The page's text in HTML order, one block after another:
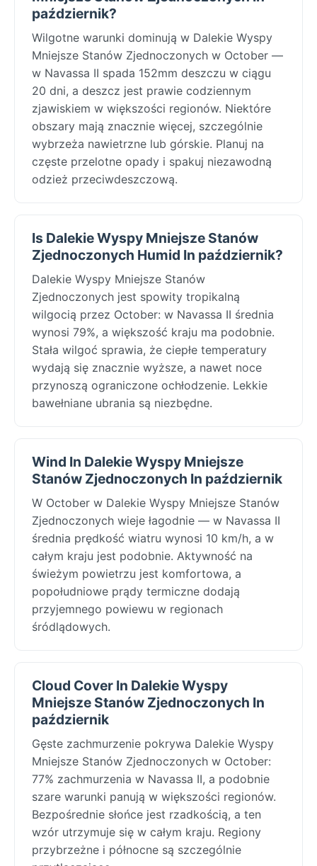
październik?
Wilgotne warunki dominują w Dalekie Wyspy
Mniejsze Stanów Zjednoczonych w October —
w Navassa II spada 152mm deszczu w ciągu
20 dni, a deszcz jest prawie codziennym
zjawiskiem w większości regionów. Niektóre
obszary mają znacznie więcej, szczególnie
wybrzeża nawietrzne lub górskie. Planuj na
częste przelotne opady i spakuj niezawodną
odzież przeciwdeszczową.
Is Dalekie Wyspy Mniejsze Stanów
Zjednoczonych Humid In październik?
Dalekie Wyspy Mniejsze Stanów
Zjednoczonych jest spowity tropikalną
wilgocią przez October: w Navassa II średnia
wynosi 79%, a większość kraju ma podobnie.
Stała wilgoć sprawia, że ciepłe temperatury
wydają się znacznie wyższe, a nawet noce
przynoszą ograniczone ochłodzenie. Lekkie
bawełniane ubrania są niezbędne.
Wind In Dalekie Wyspy Mniejsze
Stanów Zjednoczonych In październik
W October w Dalekie Wyspy Mniejsze Stanów
Zjednoczonych wieje łagodnie — w Navassa II
średnia prędkość wiatru wynosi 10 km/h, a w
całym kraju jest podobnie. Aktywność na
świeżym powietrzu jest komfortowa, a
popołudniowe prądy termiczne dodają
przyjemnego powiewu w regionach
śródlądowych.
Cloud Cover In Dalekie Wyspy
Mniejsze Stanów Zjednoczonych In
październik
Gęste zachmurzenie pokrywa Dalekie Wyspy
Mniejsze Stanów Zjednoczonych w October:
77% zachmurzenia w Navassa II, a podobnie
szare warunki panują w większości regionów.
Bezpośrednie słońce jest rzadkością, a ten
wzór utrzymuje się w całym kraju. Regiony
przybrzeżne i północne są szczególnie